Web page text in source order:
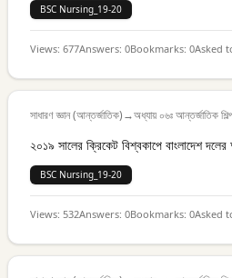
BSC Nursing_19-20
Views: 677Answers: 0Bookmarks: 0Asked
সাধারণ জ্ঞান (আন্তর্জাতিক)→অধ্যায় ০৬ঃ আন্তর্জাতিক
২০১৯ সালের ক্রিকেট বিশ্বকাপে বাংলাদেশ দলের
BSC Nursing_19-20
Views: 532Answers: 0Bookmarks: 0Asked